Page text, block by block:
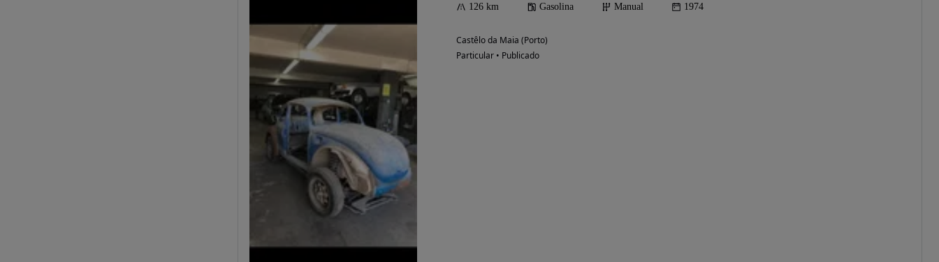
126 km Gasolina Manual 1974
Castêlo da Maia (Porto)
Particular • Publicado